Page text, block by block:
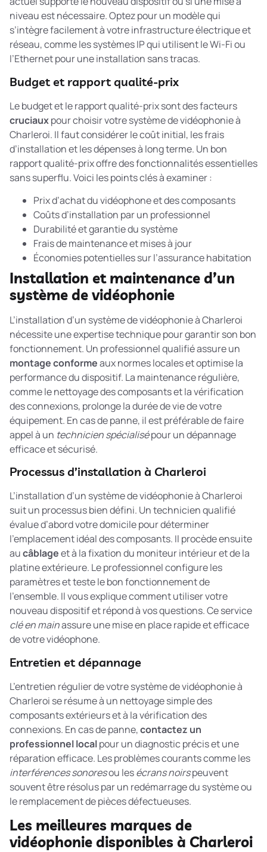
niveau est nécessaire. Optez pour un modèle qui
s’intègre facilement à votre infrastructure électrique et
réseau, comme les systèmes IP qui utilisent le Wi-Fi ou
l’Ethernet pour une installation sans tracas.
Budget et rapport qualité-prix
Le budget et le rapport qualité-prix sont des facteurs
cruciauxpour choisir votre système de vidéophonie à
Charleroi. Il faut considérer le coût initial, les frais
d’installation et les dépenses à long terme. Un bon
rapport qualité-prix offre des fonctionnalités essentielles
sans superflu. Voici les points clés à examiner :
Prix d’achat du vidéophone et des composants
Coûts d’installation par un professionnel
Durabilité et garantie du système
Frais de maintenance et mises à jour
Économies potentielles sur l’assurance habitation
Installation et maintenance d’un
système de vidéophonie
L’installation d’un système de vidéophonie à Charleroi
nécessite une expertise technique pour garantir son bon
fonctionnement. Un professionnel qualifié assure un
montage conformeaux normes locales et optimise la
performance du dispositif. La maintenance régulière,
comme le nettoyage des composants et la vérification
des connexions, prolonge la durée de vie de votre
équipement. En cas de panne, il est préférable de faire
appel à un technicien spécialisépour un dépannage
efficace et sécurisé.
Processus d’installation à Charleroi
L’installation d’un système de vidéophonie à Charleroi
suit un processus bien défini. Un technicien qualifié
évalue d’abord votre domicile pour déterminer
l’emplacement idéal des composants. Il procède ensuite
aucâblageet à la fixation du moniteur intérieur et de la
platine extérieure. Le professionnel configure les
paramètres et teste le bon fonctionnement de
l’ensemble. Il vous explique comment utiliser votre
nouveau dispositif et répond à vos questions. Ce service
clé en mainassure une mise en place rapide et efficace
de votre vidéophone.
Entretien et dépannage
L’entretien régulier de votre système de vidéophonie à
Charleroi se résume à un nettoyage simple des
composants extérieurs et à la vérification des
connexions. En cas de panne,contactez un
professionnel localpour un diagnostic précis et une
réparation efficace. Les problèmes courants comme les
interférences sonoresou lesécrans noirspeuvent
souvent être résolus par un redémarrage du système ou
le remplacement de pièces défectueuses.
Les meilleures marques de
vidéophonie disponibles à Charleroi